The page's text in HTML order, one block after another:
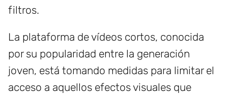
filtros.
La plataforma de vídeos cortos, conocida
por su popularidad entre la generación
joven, está tomando medidas para limitar el
acceso a aquellos efectos visuales que